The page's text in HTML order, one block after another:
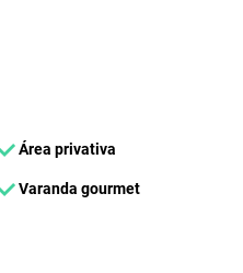
Área privativa
Varanda gourmet